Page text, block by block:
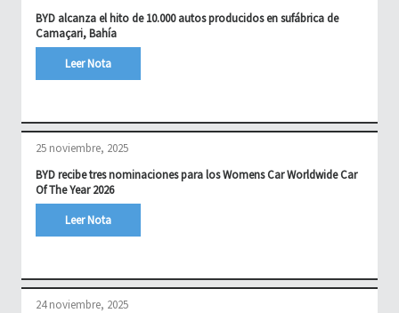
BYD alcanza el hito de 10.000 autos producidos en sufábrica de
Camaçari, Bahía
Leer Nota
25 noviembre, 2025
BYD recibe tres nominaciones para los Womens Car Worldwide Car
Of The Year 2026
Leer Nota
24 noviembre, 2025